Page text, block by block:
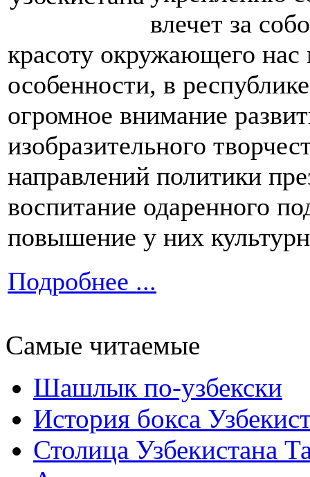
влечет за
красоту окружающего
особенности, в
огромное внимание
изобразительного
направлений политики
воспитание одаренного
повышение у них
Подробнее ...
Самые читаемые
Шашлык по-узбекски
История бокса
Столица Узбекистана